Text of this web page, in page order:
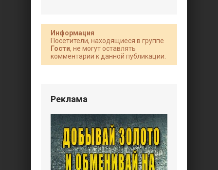
Информация
Посетители, находящиеся в группе
Гости, не могут оставлять
комментарии к данной публикации.
Реклама